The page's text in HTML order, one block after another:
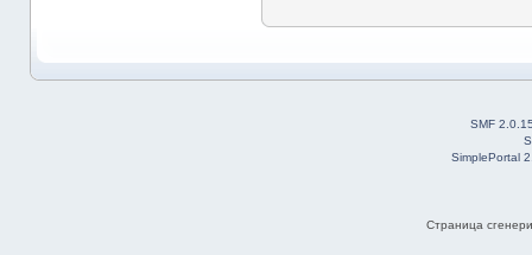
SMF
SimplePortal
Страница